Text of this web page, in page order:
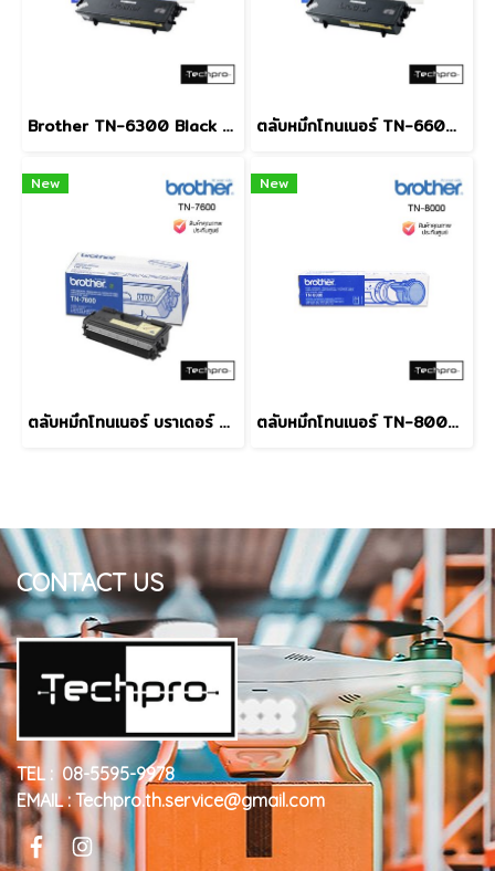
Brother TN-6300 Black ตลับหมึกโทนเนอร์ สีดำ ตลับหมึกโทนเนอร์ TN-6600 ดำ Brother
New
ตลับหมึกโทนเนอร์ บราเดอร์ TN-7600 ดำ
New
ตลับหมึกโทนเนอร์ TN-8000 ดำ Brother
CONTACT US
TEL : 08-5595-9978
EMAIL : Techpro.th.service@gmail.com